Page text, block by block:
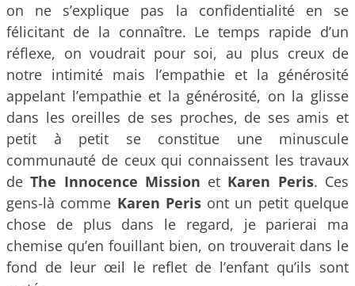
on ne s’explique pas la confidentialité en se
félicitant de la connaître. Le temps rapide d’un
réflexe, on voudrait pour soi, au plus creux de
notre intimité mais l’empathie et la générosité
appelant l’empathie et la générosité, on la glisse
dans les oreilles de ses proches, de ses amis et
petit à petit se constitue une minuscule
communauté de ceux qui connaissent les travaux
deThe Innocence Mission et Karen Peris. Ces
gens-là comme Karen Perisont un petit quelque
chose de plus dans le regard, je parierai ma
chemise qu’en fouillant bien, on trouverait dans le
fond de leur œil le reflet de l’enfant qu’ils sont